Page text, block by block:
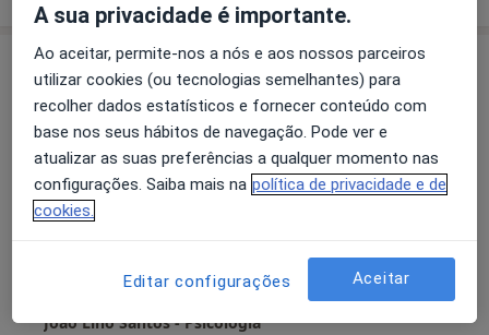
Rua Rodrigues Sampaio 76, 1º Andar, Lisboa•Mapa
João Lino Santos - Psicologia
A sua privacidade é importante.
Ao aceitar, permite-nos a nós e aos nossos parceiros
utilizar cookies (ou tecnologias semelhantes) para
recolher dados estatísticos e fornecer conteúdo com
base nos seus hábitos de navegação. Pode ver e
atualizar as suas preferências a qualquer momento nas
configurações. Saiba mais na política de privacidade e de
cookies.
Editar configurações Aceitar